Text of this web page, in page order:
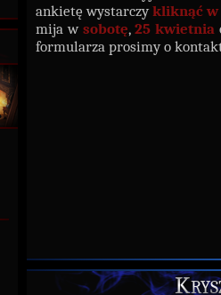
ankietę wystarczykliknąć w
mija w sobotę, 25 kwietnia
formularza prosimy o